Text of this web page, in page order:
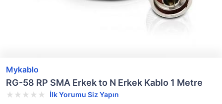
Mykablo
RG-58 RP SMA Erkek to N Erkek Kablo 1 Metre
İlk Yorumu Siz Yapın